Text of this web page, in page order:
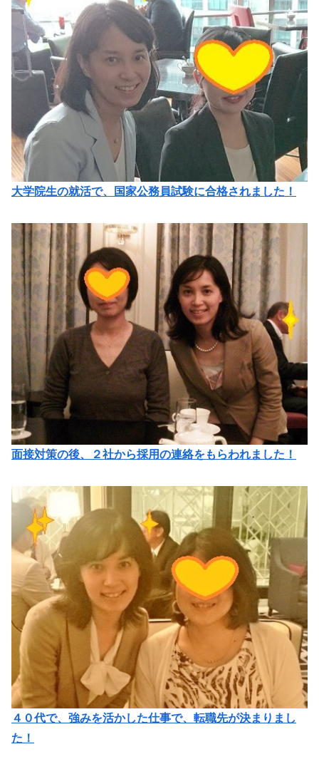
大学院生の就活で、国家公務員試験に合格されました！
面接対策の後、２社から採用の連絡をもらわれました！
４０代で、強みを活かした仕事で、転職先が決まりまし
た！